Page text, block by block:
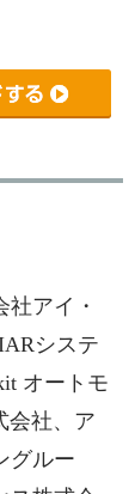
社アイ・
システ
オートモ
社、 ア
グルー